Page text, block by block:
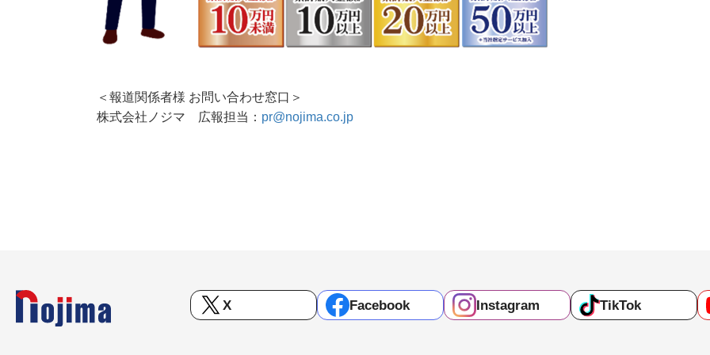
＜報道関係者様 お問い合わせ窓口＞
株式会社ノジマ 広報担当： pr@nojima.co.jp
X Facebook Instagram TikTok